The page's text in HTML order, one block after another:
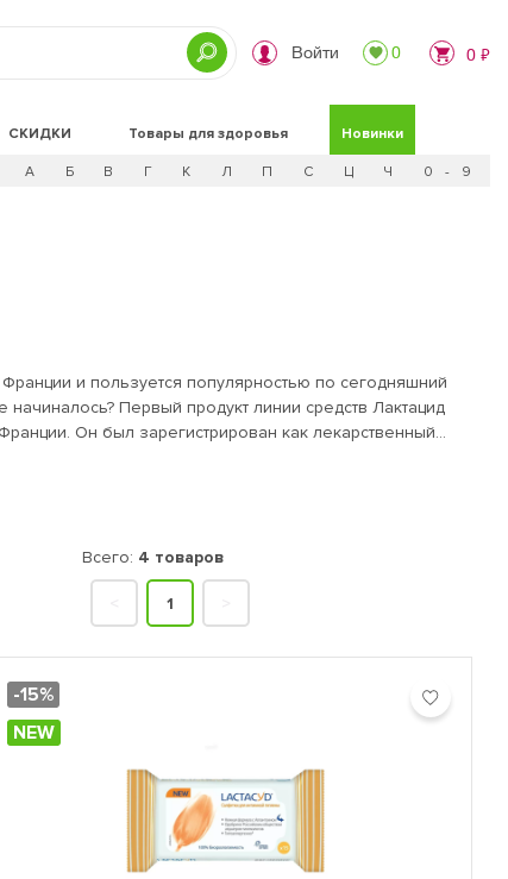
Войти 0 0 ₽
СКИДКИ Новинки
Товары для здоровья
А Б В Г К Л П С Ц Ч 0 - 9
и пользуется популярностью по сегодняшний
Первый продукт линии средств Лактацид
Он был зарегистрирован как лекарственный
поддерживали естественную микрофлору и
Бельгии, Голландии, Польше, Чехии, а также один
по самым высоким стандартам. Все средства
для ежедневной интимной гигиены начиная с 12 лет. В
Всего: 4 товаров
1
-15%
NEW